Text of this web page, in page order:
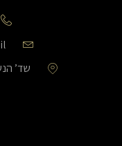
שד’ הנשיא 134, קומה